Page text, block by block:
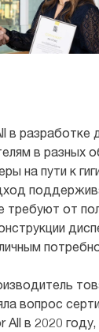
в разработке
в разных
на пути к
требуют от
вопрос
в 2020